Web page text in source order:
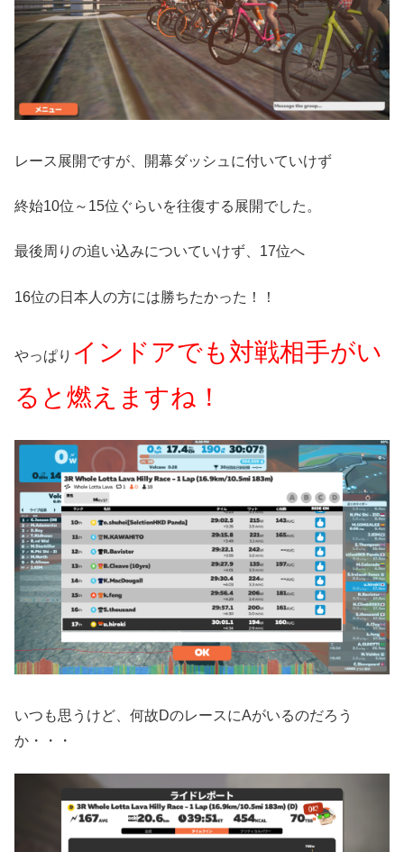
レース展開ですが、開幕ダッシュに付いていけず
終始10位～15位ぐらいを往復する展開でした。
最後周りの追い込みについていけず、17位へ
16位の日本人の方には勝ちたかった！！
やっぱり インドアでも対戦相手がい
ると燃えますね！
いつも思うけど、何故DのレースにAがいるのだろう
か・・・